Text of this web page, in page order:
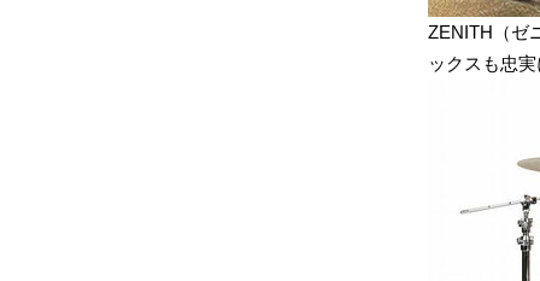
ZENITH（ゼ
ックスも忠